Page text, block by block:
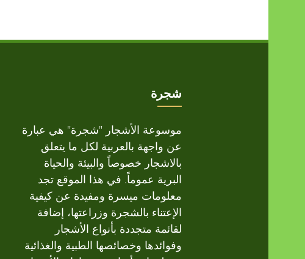
شجرة
موسوعة الأشجار "شجرة" هي عبارة
عن واجهة بالعربية لكل ما يتعلق
بالاشجار خصوصاً والبيئة والحياة
البرية عموماً. في هذا الموقع تجد
معلومات ميسرة ومفيدة عن كيفية
الإعتناء بالشجرة وزراعتها، إضافة
لقائمة متجددة بأنواع الأشجار
وفوائدها وخصائصها الطبية والغذائية